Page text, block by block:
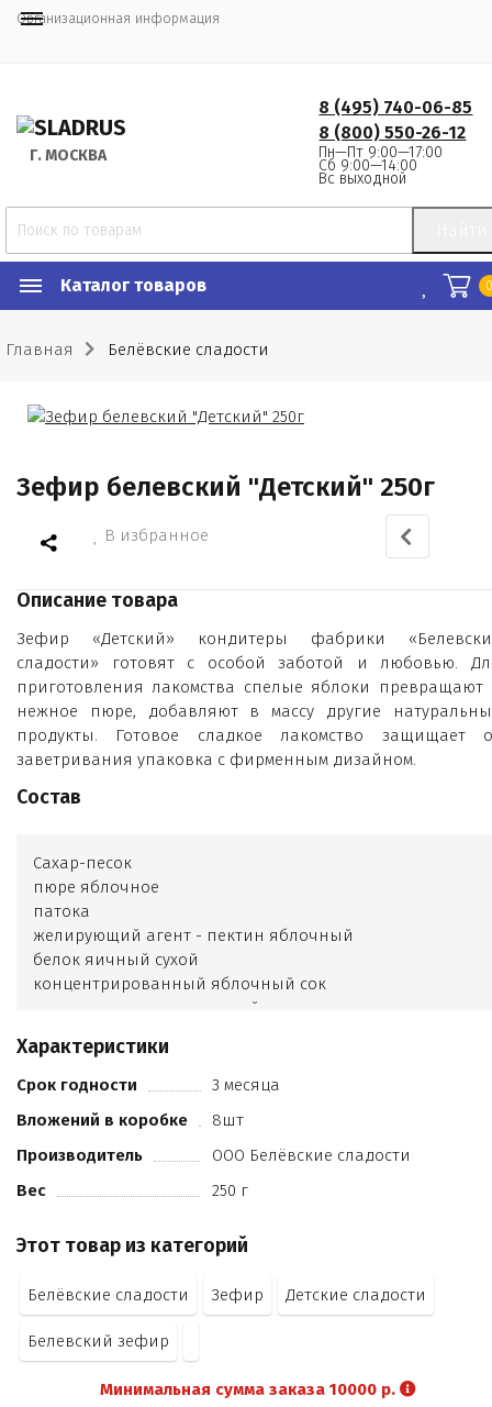
Организационная информация
Г. МОСКВА
8 (495) 740-06-85
8 (800) 550-26-12
Пн—Пт 9:00—17:00
Сб 9:00—14:00
Вс выходной
Каталог товаров
Главная Белёвские сладости
Зефир белевский "Детский" 250г
В избранное
Описание товара
Зефир «Детский» кондитеры фабрики
сладости» готовят с особой заботой и любовью.
приготовления лакомства спелые яблоки превращают
нежное пюре, добавляют в массу другие
продукты. Готовое сладкое лакомство защищает
заветривания упаковка с фирменным дизайном.
Состав
Cахар-песок
пюре яблочное
патока
желирующий агент - пектин яблочный
белок яичный сухой
концентрированный яблочный сок
ароматизатор натуральный - ваниль.
Характеристики
Срок годности
3 месяца
Вложений в коробке
8шт
Производитель
ООО Белёвские сладости
Вес
250 г
Этот товар из категорий
Белёвские сладости Зефир Детские сладости
Белевский зефир
Минимальная сумма заказа 10000 р.